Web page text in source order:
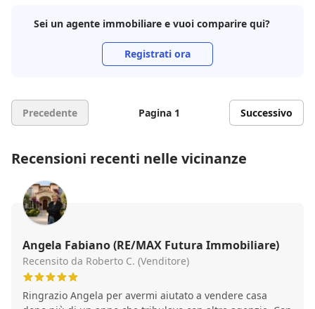
Sei un agente immobiliare e vuoi comparire qui?
Registrati ora
Precedente Pagina 1 Successivo
Recensioni recenti nelle vicinanze
Angela Fabiano (RE/MAX Futura Immobiliare)
Recensito da Roberto C. (Venditore)
Ringrazio Angela per avermi aiutato a vendere casa